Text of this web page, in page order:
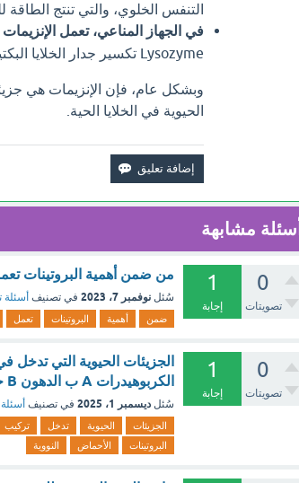
التنفس الخلوي، والتي تنتج الطاقة
في الجهاز المناعي، تعمل
Lysozyme تكسير جدار الخلايا البكتيرية، مما يؤدي إلى قتل البكتيريا.
وبشكل عام، فإن الإنزيمات هي
الحيوية في الخلايا الحية.
أسئلة مشابهة
0
تصويتات
1
إجابة
من ضمن أهمية البروتينات
سُئل نوفمبر 7، 2023 في تصنيف أسئلة
ضمن أهمية البروتينات تعمل
0
تصويتات
1
إجابة
الجزيئات الحيوية التي
الكربوهيدرات A ب الدهون B جـ البروتينات C د الأحماض النووية [تم الحل]
سُئل ديسمبر 1، 2025 في تصنيف
الجزيئات الحيوية تدخل تركيب
البروتينات
الأحماض النووية